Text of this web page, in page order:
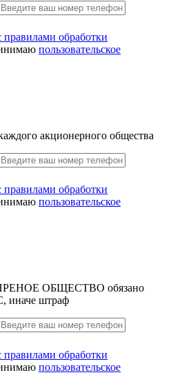
правилами обработки
пользовательское
акционерного общества
правилами обработки
пользовательское
ОБЩЕСТВО обязано
иначе штраф
правилами обработки
пользовательское